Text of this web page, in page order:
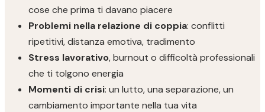
cose che prima ti davano piacere
Problemi nella relazione di coppia: conflitti
ripetitivi, distanza emotiva, tradimento
Stress lavorativo, burnout o difficoltà professionali
che ti tolgono energia
Momenti di crisi: un lutto, una separazione, un
cambiamento importante nella tua vita